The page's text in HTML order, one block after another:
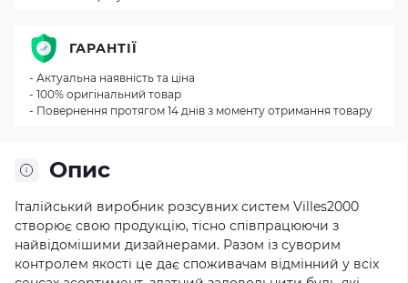
Опис
Італійський виробник розсувних систем Villes2000
створює свою продукцію, тісно співпрацюючи з
найвідомішими дизайнерами. Разом із суворим
контролем якості це дає споживачам відмінний у всіх
ГАРАНТІЇ
- Актуальна наявність та ціна
- 100% оригінальний товар
- Повернення протягом 14 днів з моменту отримання товару